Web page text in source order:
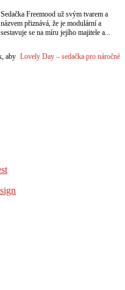
Sedačka Freemood už svým tvarem a
názvem přiznává, že je modulární a
sestavuje se na míru jejího majitele a...
Lovely Day – sedačka pro náročné
aby